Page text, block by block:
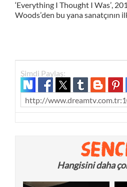
‘Everything I Thought I Was’,
Woods’den bu yana sanatçının
Şimdi Paylaş:
http://
Hangisini daha